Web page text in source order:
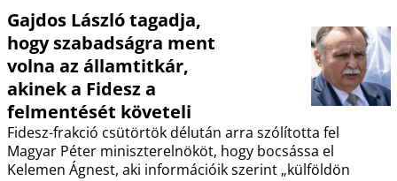
Gajdos László tagadja,
hogy szabadságra ment
volna az államtitkár,
akinek a Fidesz a
felmentését követeli
Fidesz-frakció csütörtök délután arra szólította fel
Magyar Péter miniszterelnököt, hogy bocsássa el
Kelemen Ágnest, aki információik szerint „külföldön